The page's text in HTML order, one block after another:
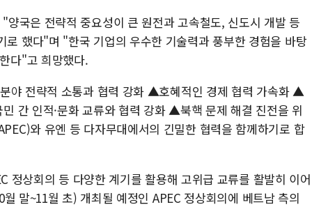
국은 전략적 중요성이 큰 원전과 고속철도, 신도시 개발 등
로 했다"며 "한국 기업의 우수한 기술력과 풍부한 경험을 바탕
다"고 희망했다.
야 전략적 소통과 협력 강화 ▲호혜적인 경제 협력 가속화 ▲
간 인적·문화 교류와 협력 강화 ▲북핵 문제 해결 진전을 위
와 유엔 등 다자무대에서의 긴밀한 협력을 함께하기로 합
정상회의 등 다양한 계기를 활용해 고위급 교류를 활발히 이어
말~11월 초) 개최될 예정인 APEC 정상회의에 베트남 측의